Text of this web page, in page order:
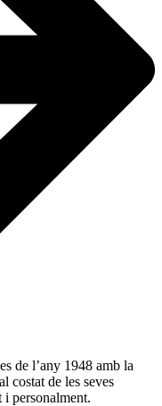
de l’any 1948 amb la
costat de les seves
personalment.